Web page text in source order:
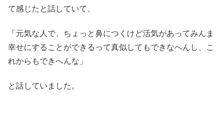
て感じたと話していて、
「元気な人で、ちょっと鼻につくけど活気があってみんま
幸せにすることができるって真似してもできなへんし、こ
れからもできへんな」
と話していました。